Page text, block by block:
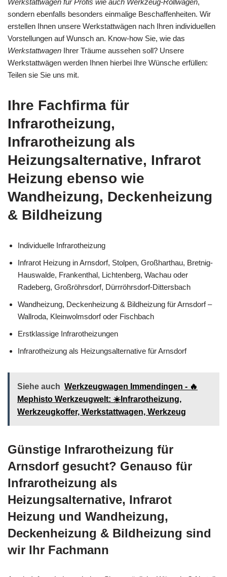
sondern ebenfalls besonders einmalige Beschaffenheiten. Wir
erstellen Ihnen unsere Werkstattwägen nach Ihren individuellen
Vorstellungen auf Wunsch an. Know-how Sie, wie das
Werkstattwagen Ihrer Träume aussehen soll? Unsere
Werkstattwägen werden Ihnen hierbei Ihre Wünsche erfüllen:
Teilen sie Sie uns mit.
Ihre Fachfirma für
Infrarotheizung,
Infrarotheizung als
Heizungsalternative, Infrarot
Heizung ebenso wie
Wandheizung, Deckenheizung
& Bildheizung
Individuelle Infrarotheizung
Infrarot Heizung in Arnsdorf, Stolpen, Großharthau, Bretnig-
Hauswalde, Frankenthal, Lichtenberg, Wachau oder
Radeberg, Großröhrsdorf, Dürrröhrsdorf-Dittersbach
Wandheizung, Deckenheizung & Bildheizung für Arnsdorf –
Wallroda, Kleinwolmsdorf oder Fischbach
Erstklassige Infrarotheizungen
Infrarotheizung als Heizungsalternative für Arnsdorf
Siehe auch Werkzeugwagen Immendingen - 🔥
Mephisto Werkzeugwelt: ☀️Infrarotheizung,
Werkzeugkoffer, Werkstattwagen, Werkzeug
Günstige Infrarotheizung für
Arnsdorf gesucht? Genauso für
Infrarotheizung als
Heizungsalternative, Infrarot
Heizung und Wandheizung,
Deckenheizung & Bildheizung sind
wir Ihr Fachmann